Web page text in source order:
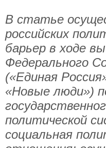
В статье
российских
барьер в ходе
Федерального
(«Единая
«Новые люди»)
политической
социальная